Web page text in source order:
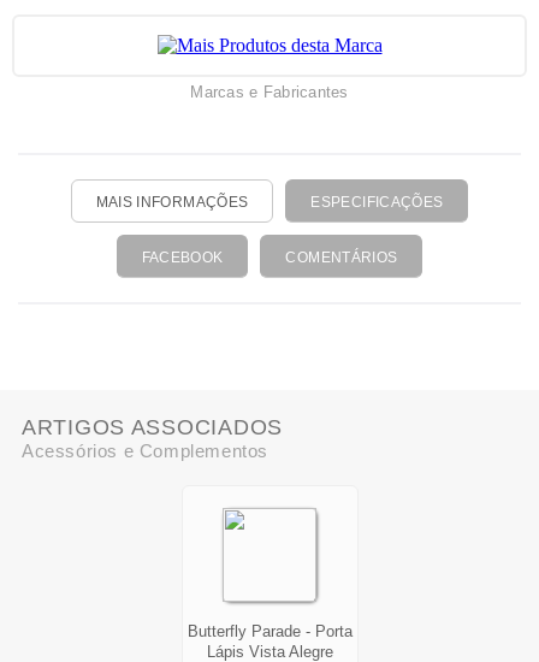
Marcas e Fabricantes
MAIS INFORMAÇÕES ESPECIFICAÇÕES
FACEBOOK COMENTÁRIOS
ARTIGOS ASSOCIADOS
Acessórios e Complementos
Butterfly Parade - Porta
Lápis Vista Alegre